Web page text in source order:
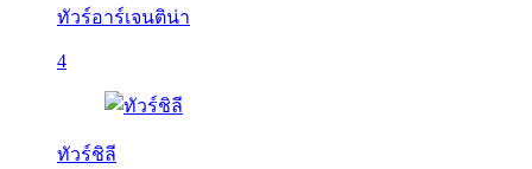
ทัวร์อาร์เจนติน่า
4
ทัวร์ชิลี